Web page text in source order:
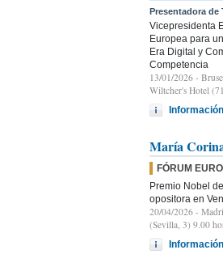
Presentadora de
Vicepresidenta
Europea para
Era Digital y
Competencia
13/01/2026 -
Wiltcher's Hotel
María
FÓRUM
Premio Nobel
opositora en
20/04/2026 -
(Sevilla, 3) 9.00